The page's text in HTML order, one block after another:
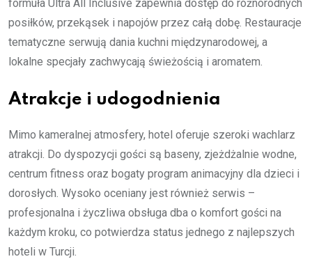
formuła Ultra All Inclusive zapewnia dostęp do różnorodnych
posiłków, przekąsek i napojów przez całą dobę. Restauracje
tematyczne serwują dania kuchni międzynarodowej, a
lokalne specjały zachwycają świeżością i aromatem.
Atrakcje i udogodnienia
Mimo kameralnej atmosfery, hotel oferuje szeroki wachlarz
atrakcji. Do dyspozycji gości są baseny, zjeżdżalnie wodne,
centrum fitness oraz bogaty program animacyjny dla dzieci i
dorosłych. Wysoko oceniany jest również serwis –
profesjonalna i życzliwa obsługa dba o komfort gości na
każdym kroku, co potwierdza status jednego z najlepszych
hoteli w Turcji.